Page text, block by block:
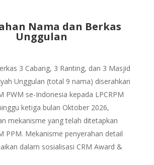
Nama dan Berkas
Unggulan
3 Cabang, 3 Ranting, dan 3 Masjid
Unggulan (total 9 nama) diserahkan
PWM se-Indonesia kepada LPCRPM
ketiga bulan Oktober 2026,
mekanisme yang telah ditetapkan
PPM. Mekanisme penyerahan detail
dalam sosialisasi CRM Award &